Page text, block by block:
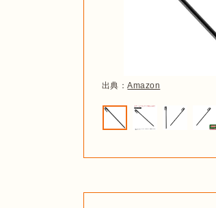
出典：Amazon